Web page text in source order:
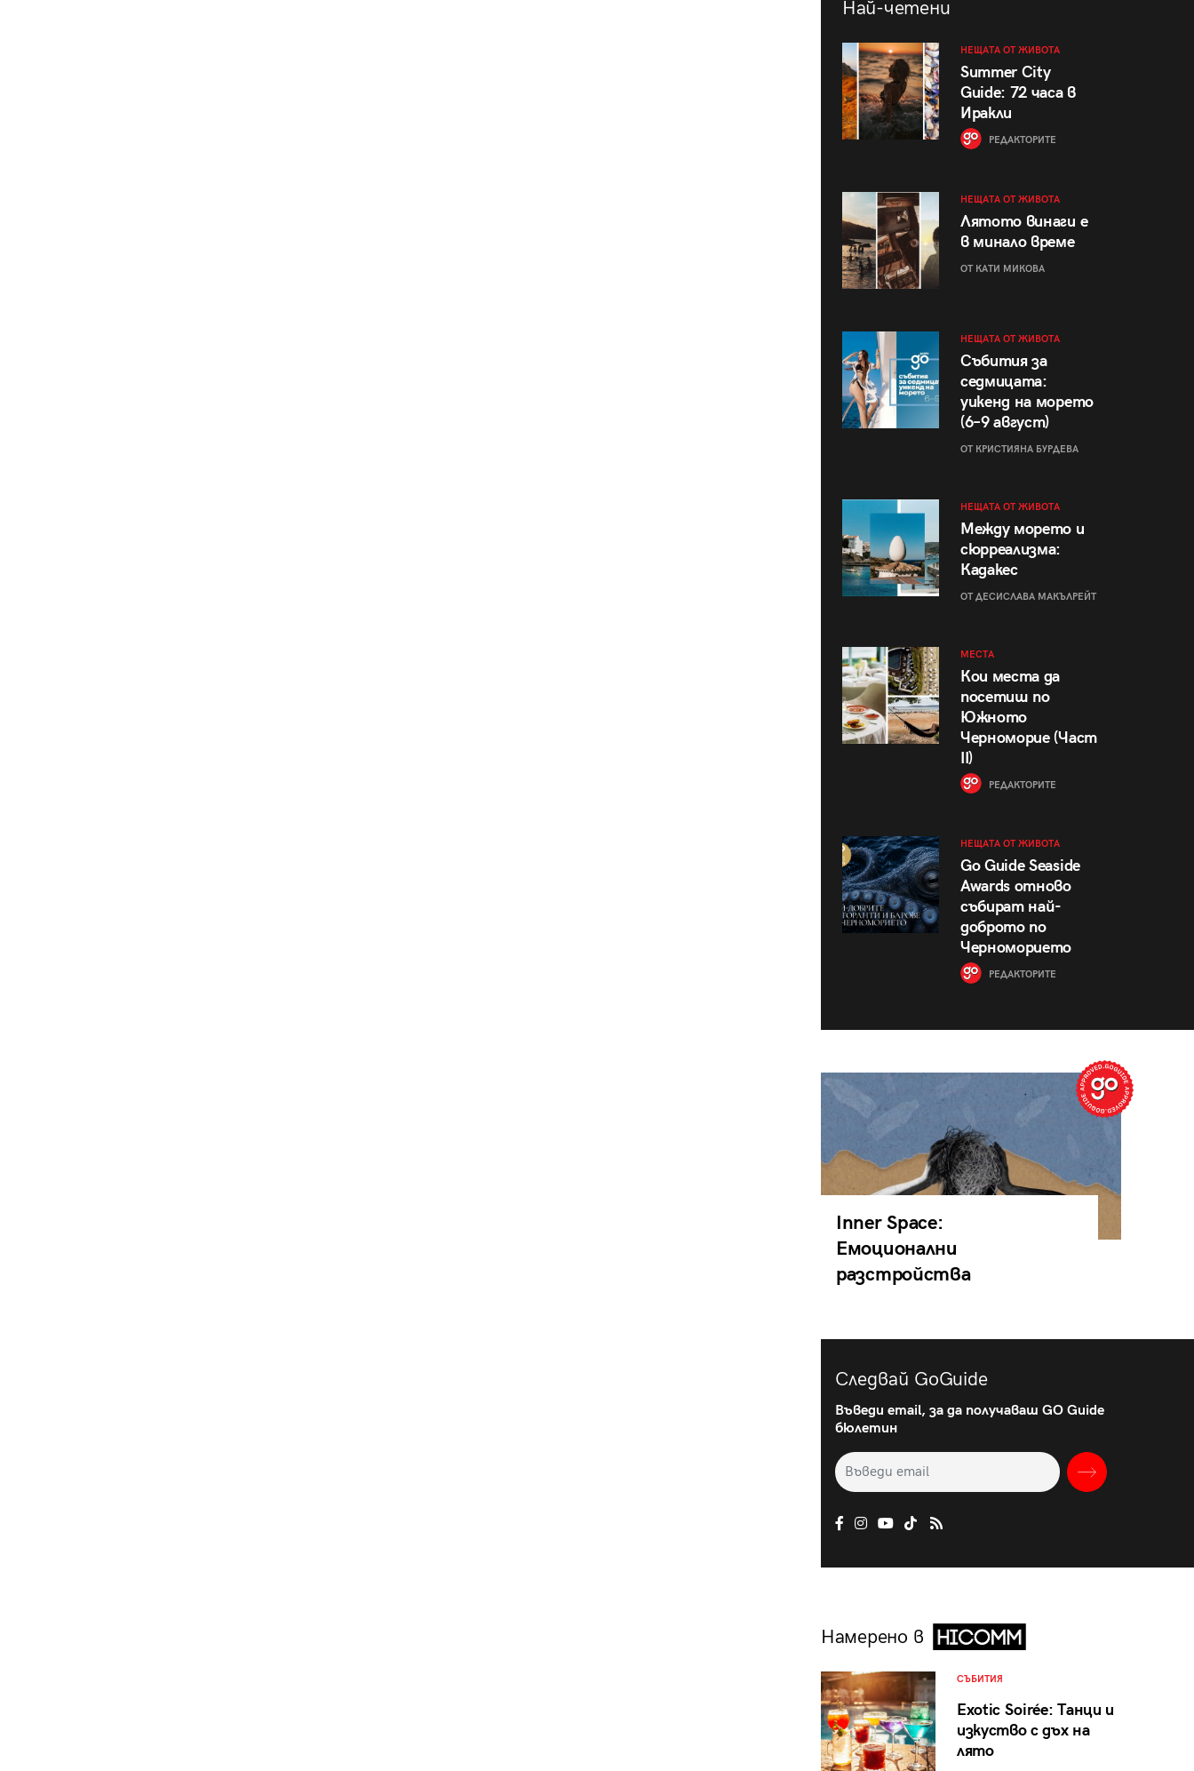
Най-четени
НЕЩАТА ОТ ЖИВОТА
Summer City
Guide: 72 часа в
Иракли
РЕДАКТОРИТЕ
НЕЩАТА ОТ ЖИВОТА
Лятото винаги е
в минало време
ОТ КАТИ МИКОВА
НЕЩАТА ОТ ЖИВОТА
Събития за
седмицата:
уикенд на морето
(6–9 август)
ОТ КРИСТИЯНА БУРДЕВА
НЕЩАТА ОТ ЖИВОТА
Между морето и
сюрреализма:
Кадакес
ОТ ДЕСИСЛАВА МАКЪЛРЕЙТ
МЕСТА
Кои места да
посетиш по
Южното
Черноморие (Част
II)
РЕДАКТОРИТЕ
НЕЩАТА ОТ ЖИВОТА
Go Guide Seaside
Awards отново
събират най-
доброто по
Черноморието
РЕДАКТОРИТЕ
Inner Space:
Емоционални
разстройства
Следвай GoGuide
Въведи email, за да получаваш GO Guide
бюлетин
Намерено в
СЪБИТИЯ
Exotic Soirée: Танци и
изкуство с дъх на
лято